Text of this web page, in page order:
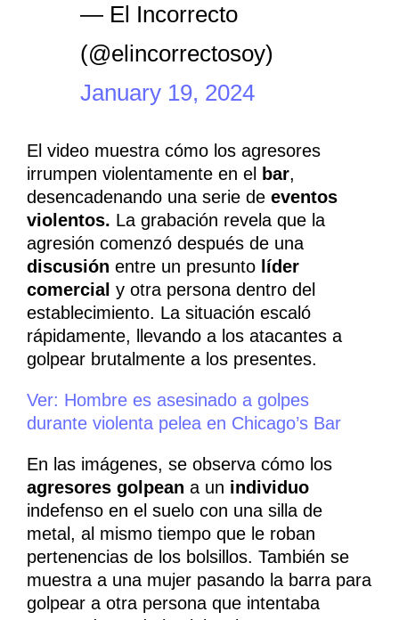
— El Incorrecto
(@elincorrectosoy)
January 19, 2024
El video muestra cómo los agresores
irrumpen violentamente en el
bar,
desencadenando una serie de eventos
violentos. La grabación revela que la
agresión comenzó después de una
discusión entre un presunto líder
comercial y otra persona dentro del
establecimiento. La situación escaló
rápidamente, llevando a los atacantes a
golpear brutalmente a los presentes.
Ver: Hombre es asesinado a golpes
durante violenta pelea en Chicago’s Bar
En las imágenes, se observa cómo los
agresores golpean a un individuo
indefenso en el suelo con una silla de
metal, al mismo tiempo que le roban
pertenencias de los bolsillos. También se
muestra a una mujer pasando la barra para
golpear a otra persona que intentaba